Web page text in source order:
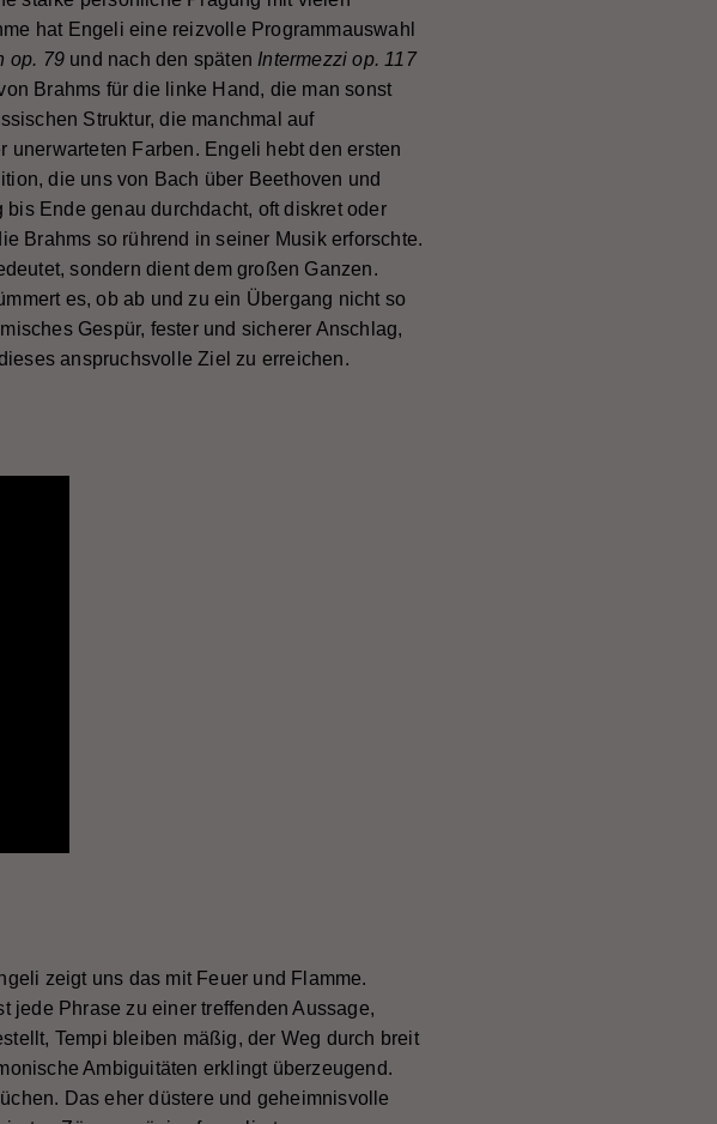
hat Engeli eine reizvolle Programmauswahl
op. 79und nach den späten Intermezzi op. 117
Brahms für die linke Hand, die man sonst
Struktur, die manchmal auf
Farben. Engeli hebt den ersten
die uns von Bach über Beethoven und
Ende genau durchdacht, oft diskret oder
Brahms so rührend in seiner Musik erforschte.
sondern dient dem großen Ganzen.
es, ob ab und zu ein Übergang nicht so
Gespür, fester und sicherer Anschlag,
anspruchsvolle Ziel zu erreichen.
zeigt uns das mit Feuer und Flamme.
jede Phrase zu einer treffenden Aussage,
Tempi bleiben mäßig, der Weg durch breit
Ambiguitäten erklingt überzeugend.
Das eher düstere und geheimnisvolle